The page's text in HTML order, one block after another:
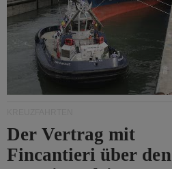
Der Vertrag mit
Fincantieri über den